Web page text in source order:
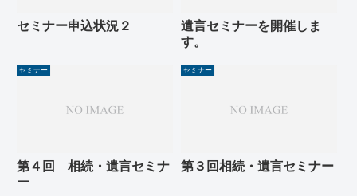
セミナー申込状況２
遺言セミナーを開催しま
す。
セミナー
第４回 相続・遺言セミナ
ー
セミナー
第３回相続・遺言セミナー